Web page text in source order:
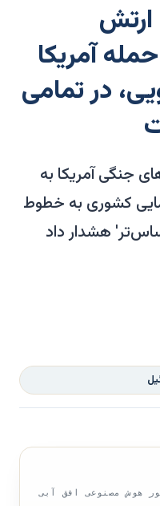
آمریکا
در تمامی
جنگی آمریکا به
کشوری به خطوط
هشدار داد
هوش مصنوعی افق آبی